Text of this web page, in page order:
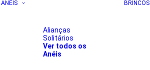
ANÉIS
Alianças
Solitários
Ver todos os
Anéis
BRINCOS